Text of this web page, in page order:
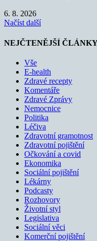
6. 8. 2026
Načíst další
NEJČTENĚJŠÍ
Vše
E-health
Zdravé recepty
Komentáře
Zdravé Zprávy
Nemocnice
Politika
Léčiva
Zdravotní gramotnost
Zdravotní pojištění
Očkování a covid
Ekonomika
Sociální pojištění
Lékárny
Podcasty
Rozhovory
Životní styl
Legislativa
Sociální věci
Komerční pojištění